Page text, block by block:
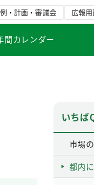
・計画・審議会 広報
間カレンダー
いちば
市場
都内